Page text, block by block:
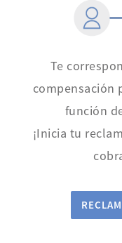
Te
compensación
función
¡Inicia tu